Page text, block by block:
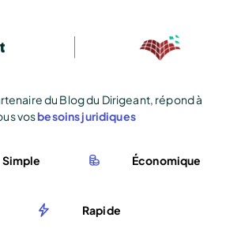
du Blog du Dirigeant, répond à
vosbesoins juridiques
Simple Économique
Rapide